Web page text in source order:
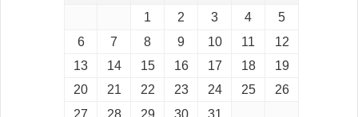
1 2 3 4
5
6
7 8 9 10 11
12
13
14 15 16 17 18
19
20
21 22 23 24 25
26
27
28 29 30 31